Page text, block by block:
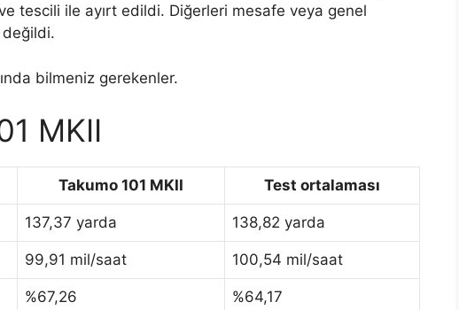
tescili ile ayırt edildi. Diğerleri mesafe veya genel
değildi.
bilmeniz gerekenler.
MKII
Takumo 101 MKII Test ortalaması
137,37 yarda 138,82 yarda
99,91 mil/saat 100,54 mil/saat
%67,26 %64,17